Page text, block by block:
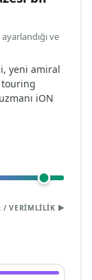
ve
yeni amiral
touring
iON
/ VERIMLILIK ▶